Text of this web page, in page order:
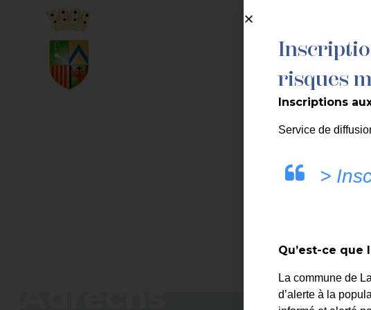
MON
Journée de la
risques
Inscriptions
Service de
>
Qu’est-ce que
La commune de
d’alerte à la